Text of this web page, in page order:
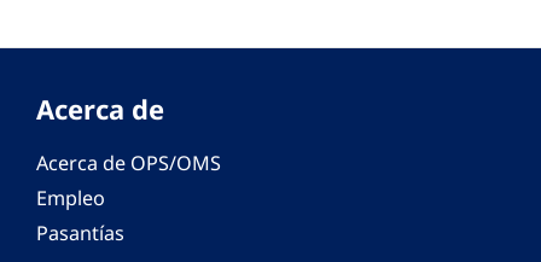
Acerca de
Acerca de OPS/OMS
Empleo
Pasantías